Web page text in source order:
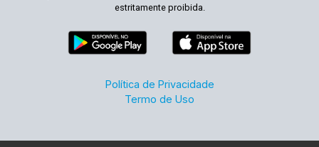
estritamente proibida.
Política de Privacidade
Termo de Uso